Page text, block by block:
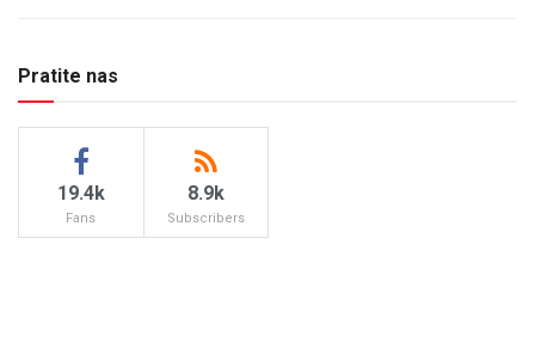
Pratite nas
19.4k
Fans
8.9k
Subscribers